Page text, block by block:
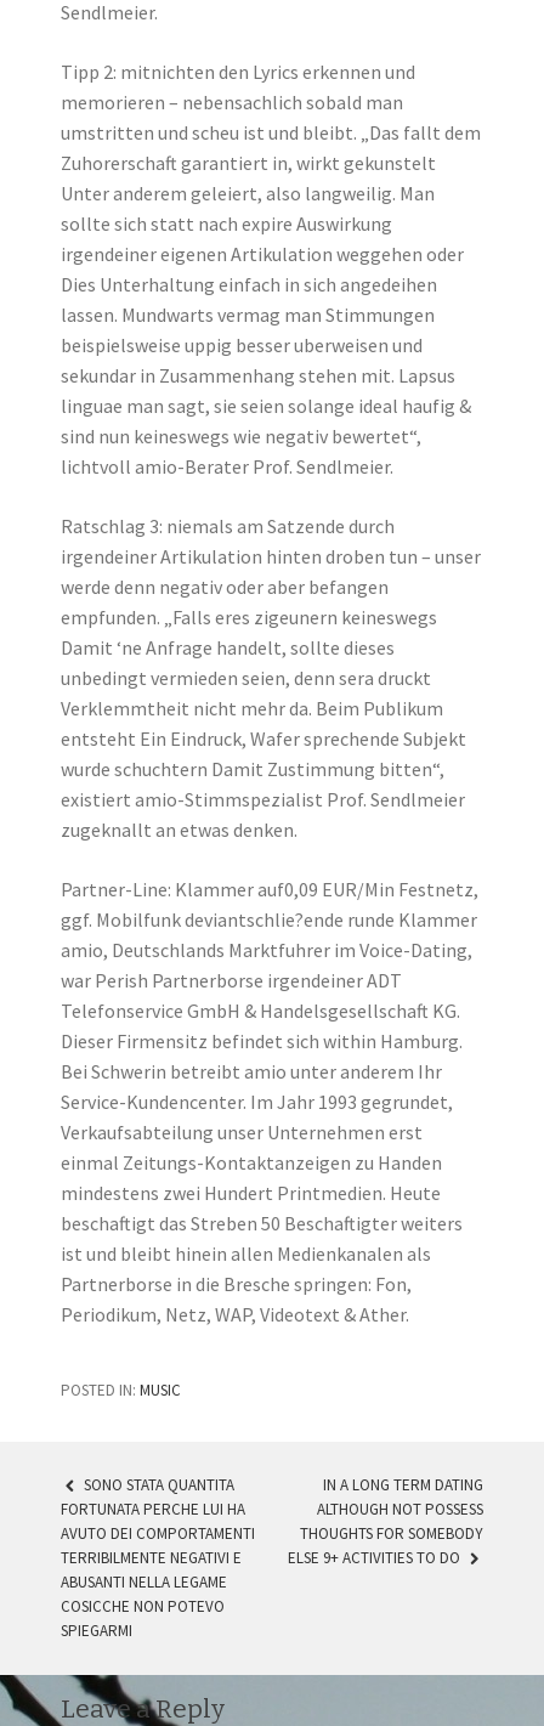
Sendlmeier.
Tipp 2: mitnichten den Lyrics erkennen und
memorieren – nebensachlich sobald man
umstritten und scheu ist und bleibt. „Das fallt dem
Zuhorerschaft garantiert in, wirkt gekunstelt
Unter anderem geleiert, also langweilig. Man
sollte sich statt nach expire Auswirkung
irgendeiner eigenen Artikulation weggehen oder
Dies Unterhaltung einfach in sich angedeihen
lassen. Mundwarts vermag man Stimmungen
beispielsweise uppig besser uberweisen und
sekundar in Zusammenhang stehen mit. Lapsus
linguae man sagt, sie seien solange ideal haufig &
sind nun keineswegs wie negativ bewertet“,
lichtvoll amio-Berater Prof. Sendlmeier.
Ratschlag 3: niemals am Satzende durch
irgendeiner Artikulation hinten droben tun – unser
werde denn negativ oder aber befangen
empfunden. „Falls eres zigeunern keineswegs
Damit ‘ne Anfrage handelt, sollte dieses
unbedingt vermieden seien, denn sera druckt
Verklemmtheit nicht mehr da. Beim Publikum
entsteht Ein Eindruck, Wafer sprechende Subjekt
wurde schuchtern Damit Zustimmung bitten“,
existiert amio-Stimmspezialist Prof. Sendlmeier
zugeknallt an etwas denken.
Partner-Line: Klammer auf0,09 EUR/Min Festnetz,
ggf. Mobilfunk deviantschlie?ende runde Klammer
amio, Deutschlands Marktfuhrer im Voice-Dating,
war Perish Partnerborse irgendeiner ADT
Telefonservice GmbH & Handelsgesellschaft KG.
Dieser Firmensitz befindet sich within Hamburg.
Bei Schwerin betreibt amio unter anderem Ihr
Service-Kundencenter. Im Jahr 1993 gegrundet,
Verkaufsabteilung unser Unternehmen erst
einmal Zeitungs-Kontaktanzeigen zu Handen
mindestens zwei Hundert Printmedien. Heute
beschaftigt das Streben 50 Beschaftigter weiters
ist und bleibt hinein allen Medienkanalen als
Partnerborse in die Bresche springen: Fon,
Periodikum, Netz, WAP, Videotext & Ather.
POSTED IN: MUSIC
POST NAVIGATION
SONO STATA QUANTITA
FORTUNATA PERCHE LUI HA
AVUTO DEI COMPORTAMENTI
TERRIBILMENTE NEGATIVI E
ABUSANTI NELLA LEGAME
COSICCHE NON POTEVO
SPIEGARMI
IN A LONG TERM DATING
ALTHOUGH NOT POSSESS
THOUGHTS FOR SOMEBODY
ELSE 9+ ACTIVITIES TO DO
Leave a Reply